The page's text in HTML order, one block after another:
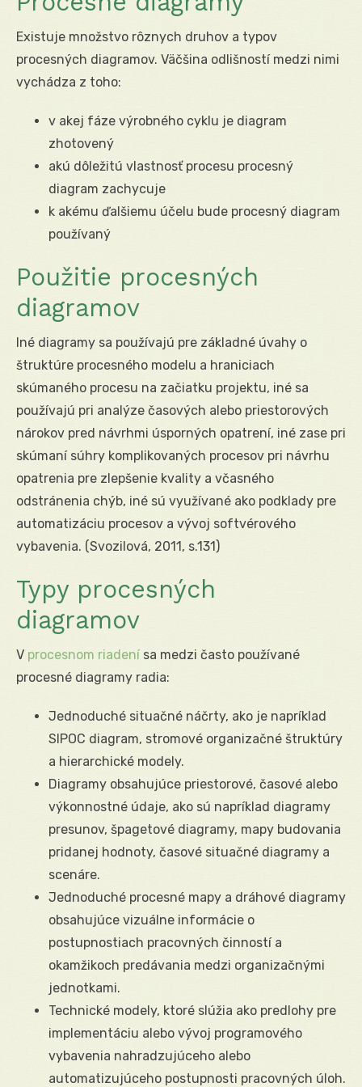
Existuje množstvo rôznych druhov a typov
procesných diagramov. Väčšina odlišností medzi nimi
vychádza z toho:
v akej fáze výrobného cyklu je diagram
zhotovený
akú dôležitú vlastnosť procesu procesný
diagram zachycuje
k akému ďalšiemu účelu bude procesný diagram
používaný
Použitie procesných
diagramov
Iné diagramy sa používajú pre základné úvahy o
štruktúre procesného modelu a hraniciach
skúmaného procesu na začiatku projektu, iné sa
používajú pri analýze časových alebo priestorových
nárokov pred návrhmi úsporných opatrení, iné zase pri
skúmaní súhry komplikovaných procesov pri návrhu
opatrenia pre zlepšenie kvality a včasného
odstránenia chýb, iné sú využívané ako podklady pre
automatizáciu procesov a vývoj softvérového
vybavenia. (Svozilová, 2011, s.131)
Typy procesných
diagramov
V procesnom riadení sa medzi často používané
procesné diagramy radia:
Jednoduché situačné náčrty, ako je napríklad
SIPOC diagram, stromové organizačné štruktúry
a hierarchické modely.
Diagramy obsahujúce priestorové, časové alebo
výkonnostné údaje, ako sú napríklad diagramy
presunov, špagetové diagramy, mapy budovania
pridanej hodnoty, časové situačné diagramy a
scenáre.
Jednoduché procesné mapy a dráhové diagramy
obsahujúce vizuálne informácie o
postupnostiach pracovných činností a
okamžikoch predávania medzi organizačnými
jednotkami.
Technické modely, ktoré slúžia ako predlohy pre
implementáciu alebo vývoj programového
vybavenia nahradzujúceho alebo
automatizujúceho postupnosti pracovných úloh.